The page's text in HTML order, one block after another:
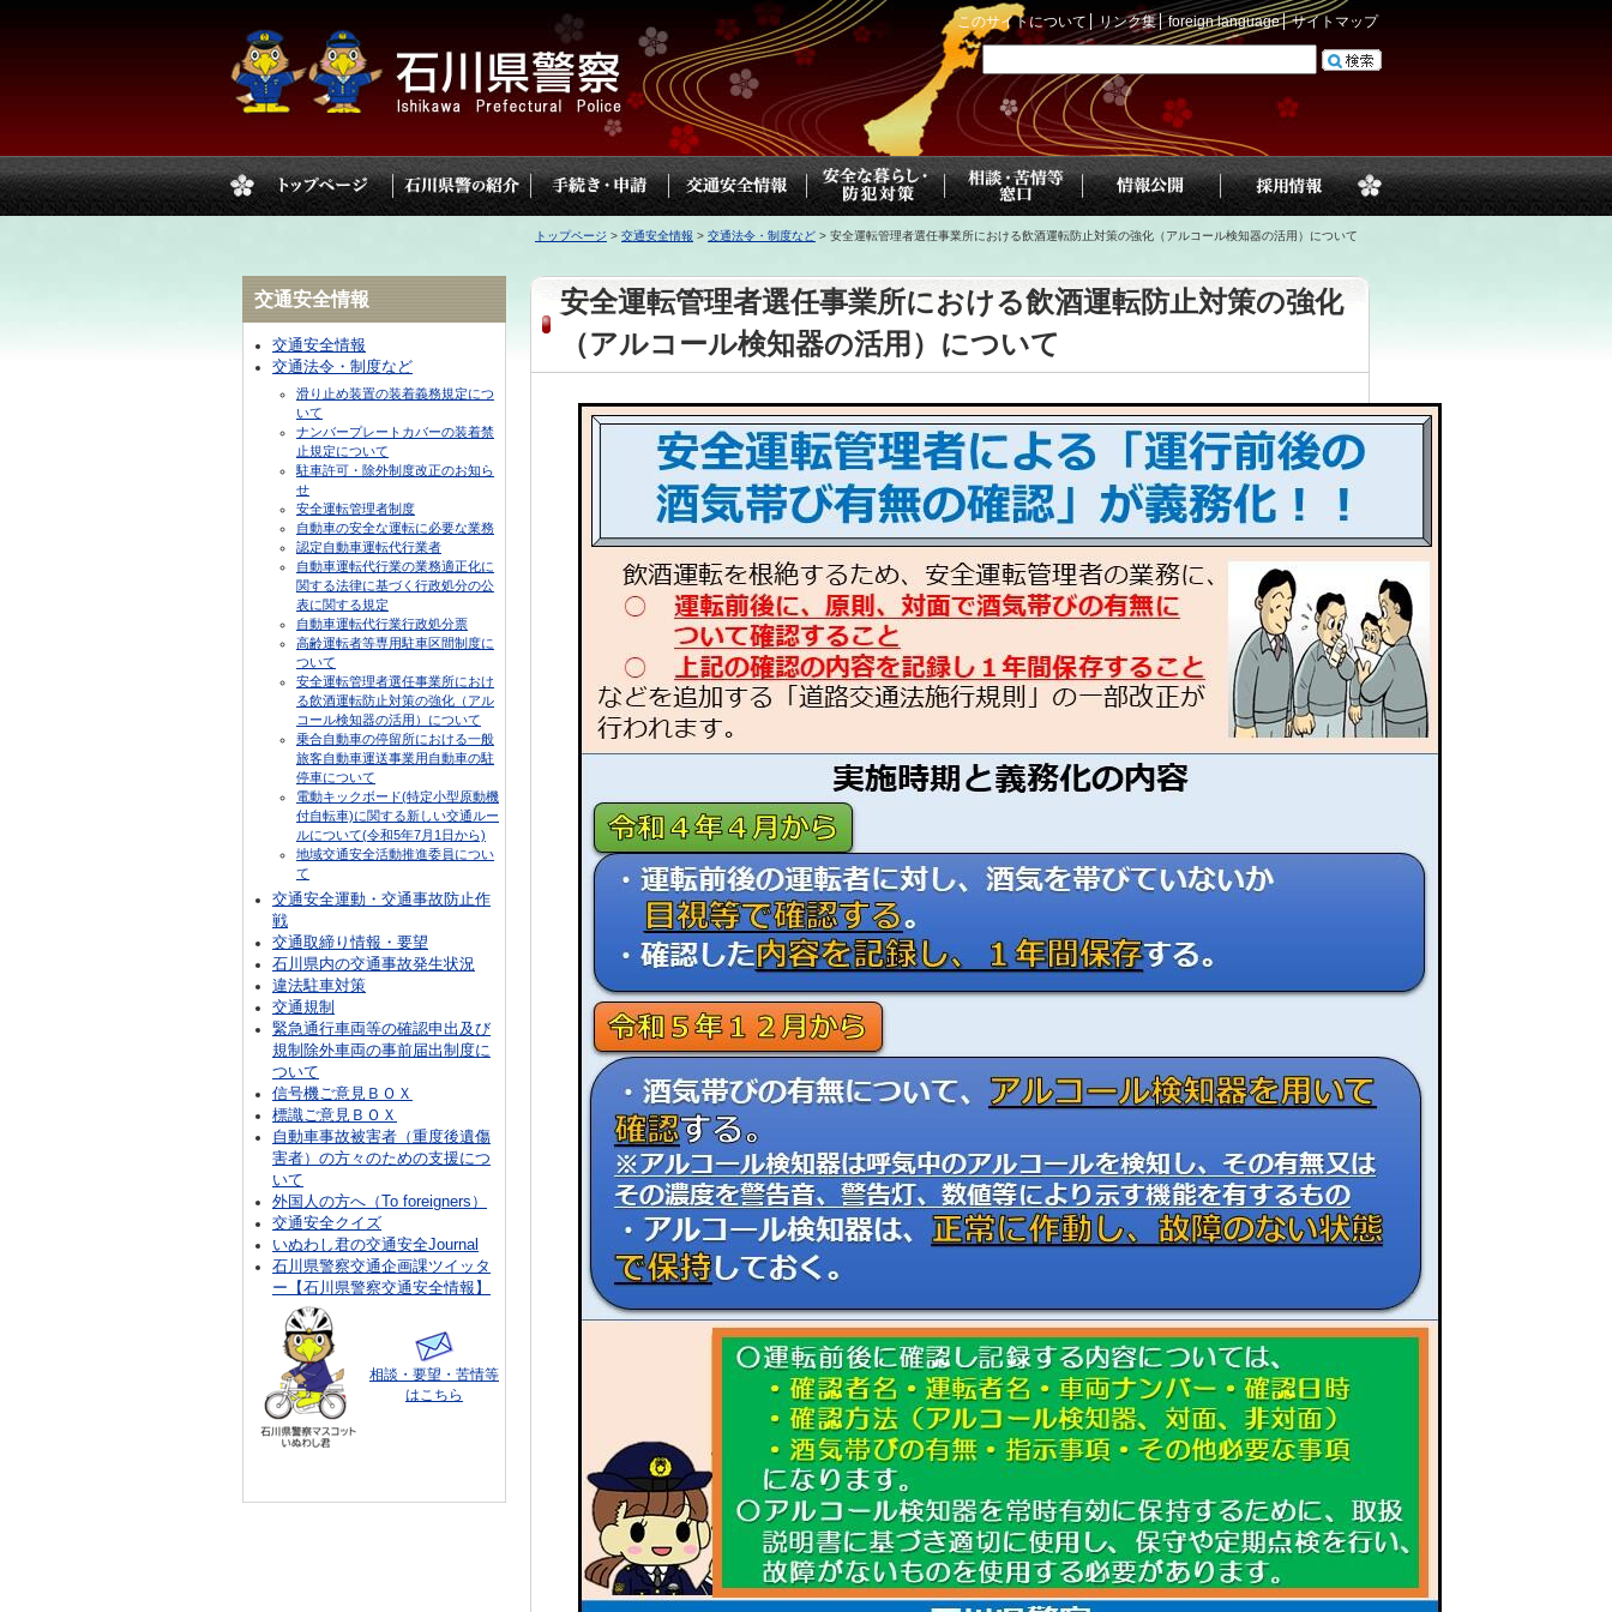
このサイトについて リンク集 foreign language サイトマップ
トップページ > 交通安全情報 > 交通法令・制度など > 安全運転管理者選任事業所における飲酒運転防止対策の強化（アルコール検知器の活用）について
安全運転管理者選任事業所における飲酒運転防止対策の強化
（アルコール検知器の活用）について
交通安全情報
交通安全情報
交通法令・制度など
滑り止め装置の装着義務規定につ
いて
ナンバープレートカバーの装着禁
止規定について
駐車許可・除外制度改正のお知ら
せ
安全運転管理者制度
自動車の安全な運転に必要な業務
認定自動車運転代行業者
自動車運転代行業の業務適正化に
関する法律に基づく行政処分の公
表に関する規定
自動車運転代行業行政処分票
高齢運転者等専用駐車区間制度に
ついて
安全運転管理者選任事業所におけ
る飲酒運転防止対策の強化（アル
コール検知器の活用）について
乗合自動車の停留所における一般
旅客自動車運送事業用自動車の駐
停車について
電動キックボード(特定小型原動機
付自転車)に関する新しい交通ルー
ルについて(令和5年7月1日から)
地域交通安全活動推進委員につい
て
交通安全運動・交通事故防止作
戦
交通取締り情報・要望
石川県内の交通事故発生状況
違法駐車対策
交通規制
緊急通行車両等の確認申出及び
規制除外車両の事前届出制度に
ついて
信号機ご意見ＢＯＸ
標識ご意見ＢＯＸ
自動車事故被害者（重度後遺傷
害者）の方々のための支援につ
いて
外国人の方へ（To foreigners）
交通安全クイズ
いぬわし君の交通安全Journal
石川県警察交通企画課ツイッタ
ー【石川県警察交通安全情報】
相談・要望・苦情等
はこちら